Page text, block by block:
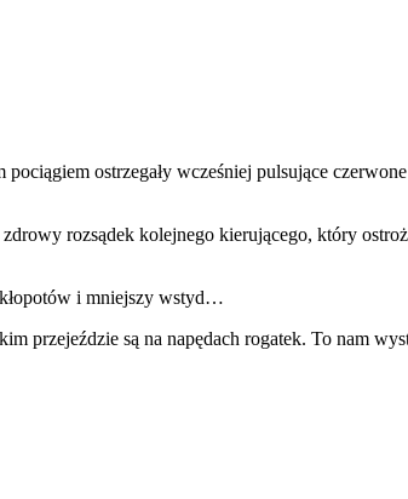
ostrzegały wcześniej pulsujące
rozsądek kolejnego kierującego, który
i mniejszy wstyd…
przejeździe są na napędach rogatek. To nam